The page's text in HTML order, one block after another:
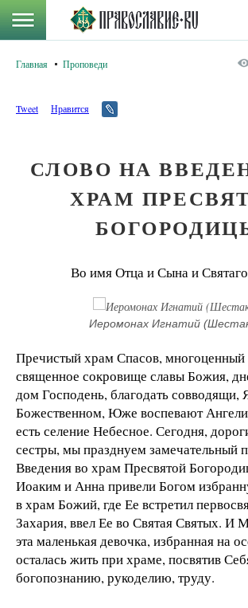
Главная Проповеди
Tweet Нравится
СЛОВО НА
ХРАМ
Во имя Отца и Сына и
Иеромонах Игнатий
Пречистый храм Спасов, многоценный
священное сокровище славы Божия,
дом Господень, благодать совводящи,
Божественном, Юже воспевают
есть селение Небесное. Сегодня,
сестры, мы празднуем замечательный
Введения во храм Пресвятой
Иоаким и Анна привели Богом
в храм Божий, где Ее встретил
Захария, ввел Ее во Святая Святых. И
эта маленькая девочка, избранная на
осталась жить при храме, посвятив
богопознанию, рукоделию, труду.